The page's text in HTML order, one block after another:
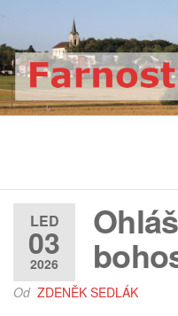
obsah
Farnost
LED
03
2026
Od ZDENĚK SEDLÁK